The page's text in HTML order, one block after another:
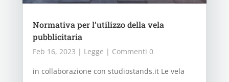
Normativa per l’utilizzo della vela
pubblicitaria
Feb 16, 2023 | Legge | Commenti 0
in collaborazione con studiostands.it Le vela